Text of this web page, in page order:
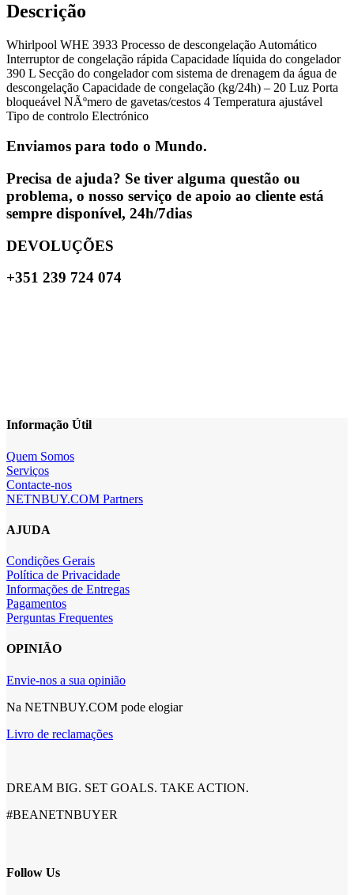
Descrição
Whirlpool WHE 3933 Processo de descongelação Automático
Interruptor de congelação rápida Capacidade líquida do congelador
390 L Secção do congelador com sistema de drenagem da água de
descongelação Capacidade de congelação (kg/24h) – 20 Luz Porta
bloqueável NÃºmero de gavetas/cestos 4 Temperatura ajustável
Tipo de controlo Electrónico
Enviamos para todo o Mundo.
Precisa de ajuda? Se tiver alguma questão ou
problema, o nosso serviço de apoio ao cliente está
sempre disponível, 24h/7dias
DEVOLUÇÕES
+351 239 724 074
Informação Útil
Quem Somos
Serviços
Contacte-nos
NETNBUY.COM Partners
AJUDA
Condições Gerais
Política de Privacidade
Informações de Entregas
Pagamentos
Perguntas Frequentes
OPINIÃO
Envie-nos a sua opinião
Na NETNBUY.COM pode elogiar
Livro de reclamações
DREAM BIG. SET GOALS. TAKE ACTION.
#BEANETNBUYER
Follow Us